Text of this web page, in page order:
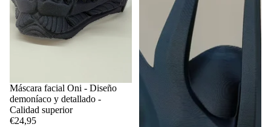
Máscara facial Oni - Diseño
demoníaco y detallado -
Calidad superior
€24,95